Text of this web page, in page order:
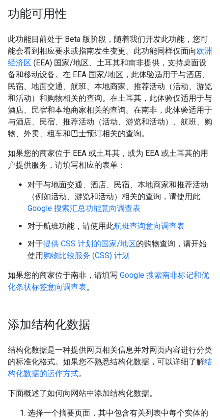
功能可用性
此功能目前处于 Beta 版阶段，随着我们开发此功能，您可
能会看到相应要求或指南发生变更。此功能同样仅面向欧洲
经济区 (EEA) 国家/地区、土耳其和南非提供，支持桌面设
备和移动设备。在 EEA 国家/地区，此体验适用于与酒店、
民宿、地面交通、航班、本地商家、推荐活动（活动、游览
和活动）和购物相关的查询。在土耳其，此体验仅适用于与
酒店、民宿和本地商家相关的查询。在南非，此体验适用于
与酒店、民宿、推荐活动（活动、游览和活动）、航班、购
物、外卖、租车和巴士预订相关的查询。
如果您的商家位于 EEA 或土耳其，或为 EEA 或土耳其的用
户提供服务，请填写相应的表单：
对于与地面交通、酒店、民宿、本地商家和推荐活动
（例如活动、游览和活动）相关的查询，请使用此
Google 搜索汇总功能意向调查表
对于航班功能，请使用此航班查询意向调查表
对于提供 CSS 计划的国家/地区的购物查询，请开始
使用购物比较服务 (CSS) 计划
如果您的商家位于南非，请填写 Google 搜索南非标记和优
化条状标签意向调查表。
添加结构化数据
结构化数据是一种提供网页相关信息并对网页内容进行分类
的标准化格式。如果您不熟悉结构化数据，可以详细了解结
构化数据的运作方式。
下面概述了如何向网站中添加结构化数据。
选择一个摘要页面，其中包含有关列表中每个实体的